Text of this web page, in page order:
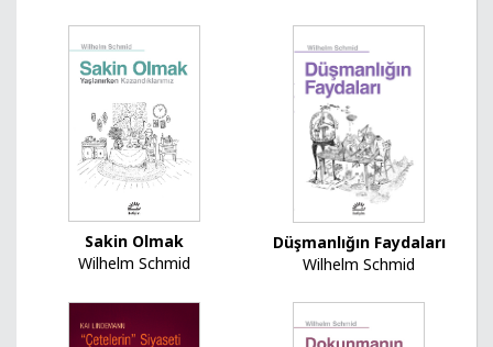
Sakin Olmak
Wilhelm Schmid
Düşmanlığın Faydaları
Wilhelm Schmid